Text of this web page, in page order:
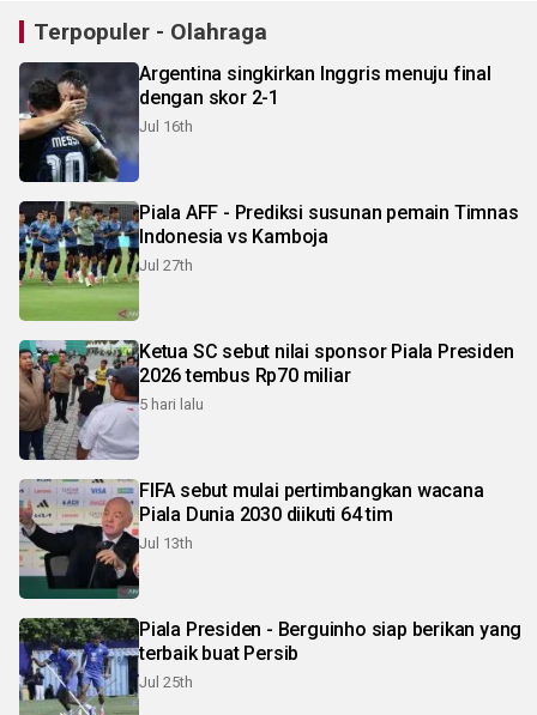
Terpopuler - Olahraga
Argentina singkirkan Inggris menuju final
dengan skor 2-1
Jul 16th
Piala AFF - Prediksi susunan pemain Timnas
Indonesia vs Kamboja
Jul 27th
Ketua SC sebut nilai sponsor Piala Presiden
2026 tembus Rp70 miliar
5 hari lalu
FIFA sebut mulai pertimbangkan wacana
Piala Dunia 2030 diikuti 64 tim
Jul 13th
Piala Presiden - Berguinho siap berikan yang
terbaik buat Persib
Jul 25th